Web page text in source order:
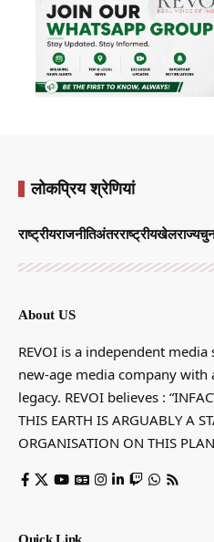
लोकप्रिय श्रेणियां
राष्ट्रीयराजनीतिअंतरराष्ट्रीयखेलराज्य
About US
REVOI is a independent media
new-age media company with
legacy. REVOI believes :
THIS EARTH IS ARGUABLY A
ORGANISATION ON THIS